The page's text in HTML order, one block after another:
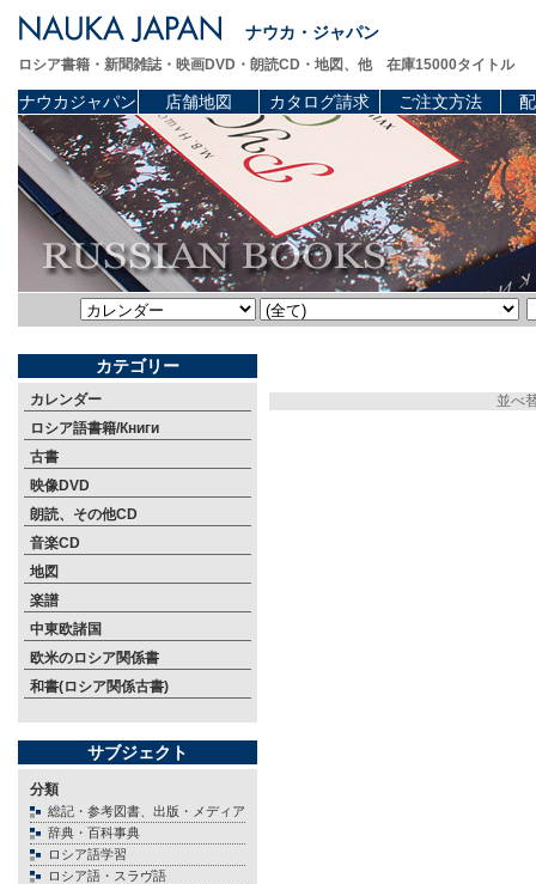
ナウカ・ジャパン
ロシア書籍・新聞雑誌・映画DVD・朗読CD・地図、他 在庫15000タイトル
ナウカジャパン 店舗地図 カタログ請求 ご注文方法
カテゴリー
カレンダー
ロシア語書籍/Книги
古書
映像DVD
朗読、その他CD
音楽CD
地図
楽譜
中東欧諸国
欧米のロシア関係書
和書(ロシア関係古書)
サブジェクト
分類
総記・参考図書、出版・メディア
辞典・百科事典
ロシア語学習
ロシア語・スラヴ語
並べ